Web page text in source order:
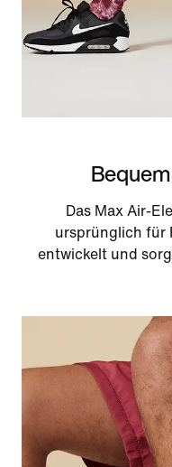
Das Max Air-
ursprünglich für
entwickelt und